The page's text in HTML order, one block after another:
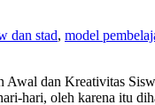
dan stad, model
dan Kreativitas
hari, oleh karena itu